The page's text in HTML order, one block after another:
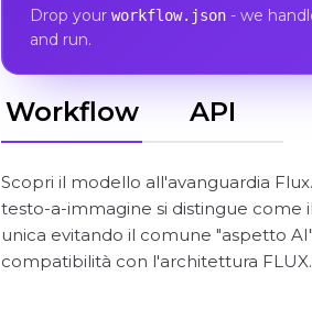
Drop your workflow.json- we
and run.
Workflow API
Scopri il modello all'avanguardia
testo-a-immagine si distingue
unica evitando il comune "aspetto
compatibilità con l'architettura